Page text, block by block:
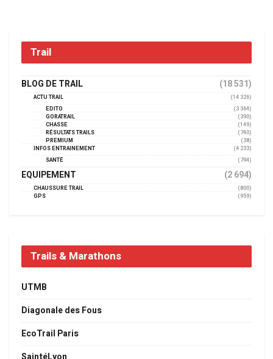
Trail
BLOG DE TRAIL (18 531)
ACTU TRAIL
(14 326)
EDITO
(3 364)
GORATRAIL
(390)
CHASSE
(149)
RÉSULTATS TRAILS
(740)
PREMIUM
(38)
INFOS ENTRAINEMENT
(4 233)
SANTÉ
(794)
EQUIPEMENT (2 694)
CHAUSSURE TRAIL
(800)
GPS
(959)
Trails & Marathons
UTMB
Diagonale des Fous
EcoTrail Paris